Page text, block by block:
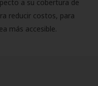
a su cobertura de
reducir costos, para
más accesible.